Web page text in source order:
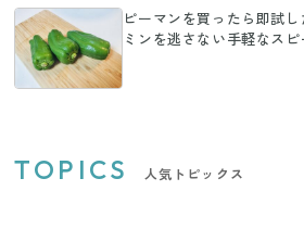
ピーマンを買ったら即試
ミンを逃さない手軽なス
TOPICS 人気トピックス